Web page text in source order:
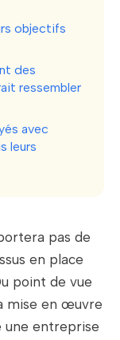
objectifs
des
ressembler
avec
leurs
pas de
en place
point de vue
mise en œuvre
une entreprise